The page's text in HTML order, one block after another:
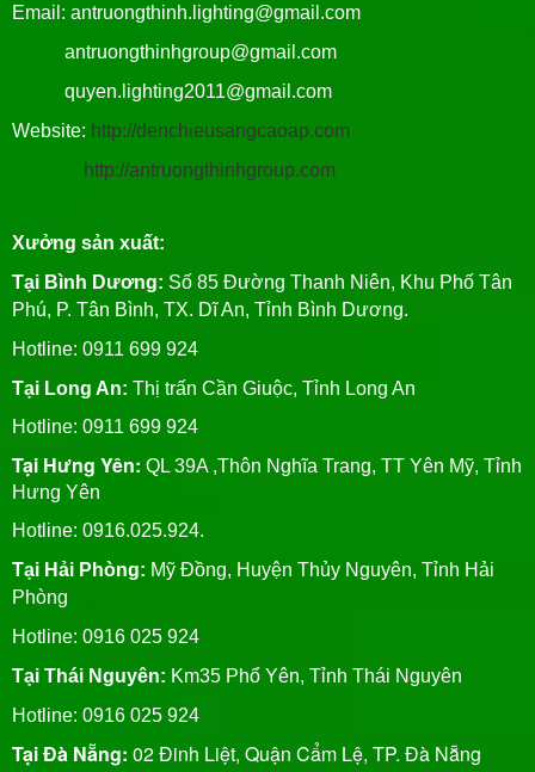
Email: antruongthinh.lighting@gmail.com
antruongthinhgroup@gmail.com
quyen.lighting2011@gmail.com
Website: http://denchieusangcaoap.com
http://antruongthinhgroup.com
Xưởng sản xuất:
Tại Bình Dương: Số 85 Đường Thanh Niên, Khu Phố Tân
Phú, P. Tân Bình, TX. Dĩ An, Tỉnh Bình Dương.
Hotline: 0911 699 924
Tại Long An: Thị trấn Cần Giuộc, Tỉnh Long An
Hotline: 0911 699 924
Tại Hưng Yên: QL 39A ,Thôn Nghĩa Trang, TT Yên Mỹ, Tỉnh
Hưng Yên
Hotline: 0916.025.924.
Tại Hải Phòng: Mỹ Đồng, Huyện Thủy Nguyên, Tỉnh Hải
Phòng
Hotline: 0916 025 924
Tại Thái Nguyên: Km35 Phổ Yên, Tỉnh Thái Nguyên
Hotline: 0916 025 924
Tại Đà Nẵng: 02 Đinh Liệt, Quận Cẩm Lệ, TP. Đà Nẵng